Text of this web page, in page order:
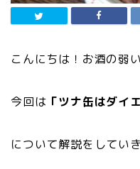
こんにちは！お酒の弱
今回は 「ツナ缶はダイ
について解説をしてい